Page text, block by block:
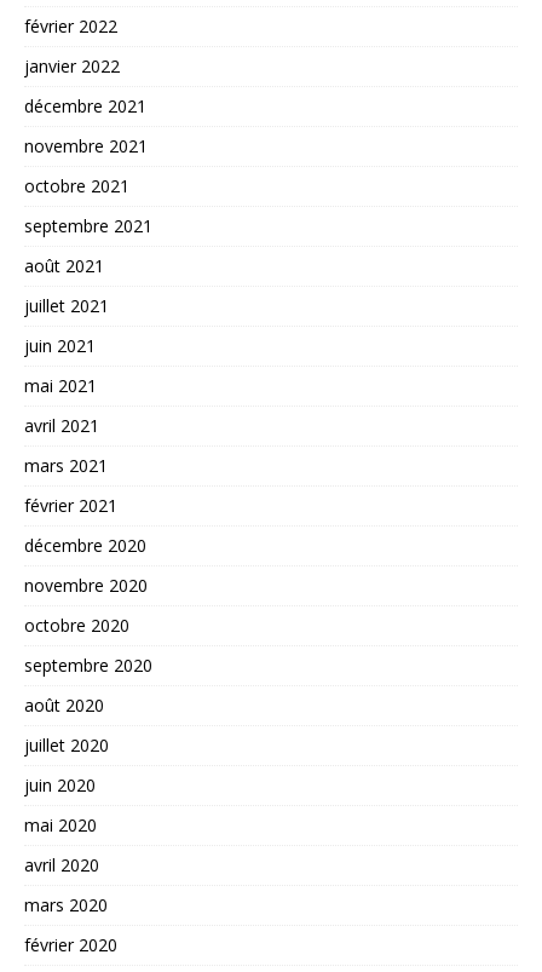
février 2022
janvier 2022
décembre 2021
novembre 2021
octobre 2021
septembre 2021
août 2021
juillet 2021
juin 2021
mai 2021
avril 2021
mars 2021
février 2021
décembre 2020
novembre 2020
octobre 2020
septembre 2020
août 2020
juillet 2020
juin 2020
mai 2020
avril 2020
mars 2020
février 2020